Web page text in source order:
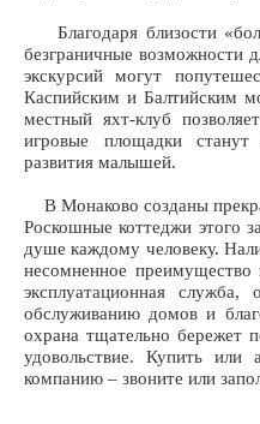
Благодаря близости
безграничные возможности
экскурсий могут
Каспийским и Балтийским
местный яхт-клуб
игровые площадки
развития малышей.
В Монаково созданы
Роскошные коттеджи этого
душе каждому человеку.
несомненное преимущество
эксплуатационная
обслуживанию домов и
охрана тщательно бережет
удовольствие. Купить
компанию – звоните или